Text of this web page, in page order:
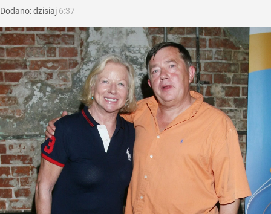
Dodano:dzisiaj 6:37